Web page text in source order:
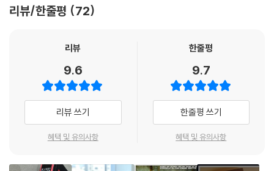
범죄 현장에 대한 정교한 이해를 보여준다. 실제로 코넬리는 기자로 일하
도움이 됐다고 말한 적이 있다.
입체감 있는 인물과 현장감 돋보이는 법정 묘사를 바탕으로 코넬리 소설은
미키가 배심원단을 설득하듯 독자들을 차근차근 설득한다. 이 소설에서 주
인공 미키 할러는 함께 일하던 콜걸을 살해한 혐의가 있는 디지털 포주의
의뢰를 받는다. 포주라는 피의자의 직업 때문에 일단 그를 의심의 눈으로
보기 쉽다. 포주는 금괴를 건네주며 재밌는 얘기를 꺼낸다. 살해당한 피해
문제가 생길 때마다 미키를 찾아오던 단골 의뢰인 매춘부다. 이 일을 접고
리뷰/한줄평 72
리뷰
9.6
리뷰 쓰기
혜택 및 유의사항
한줄평
9.7
한줄평 쓰기
혜택 및 유의사항